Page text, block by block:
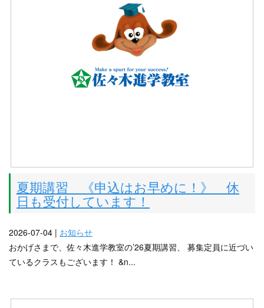
夏期講習 《申込はお早めに！》 休
日も受付しています！
2026-07-04 | お知らせ
おかげさまで、佐々木進学教室の’26夏期講習、 募集定員に近づい
ているクラスもございます！ &n...